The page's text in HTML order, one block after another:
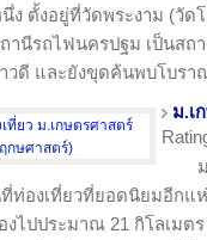
ง ตั้งอยู่ที่วัดพระงาม (วั
านีรถไฟนครปฐม เป็นส
วดี และยังขุดค้นพบโบรา
ม.เ
ท่องเที่ยวที่ยอดนิยมอีกแ
งไปประมาณ 21 กิโลเมต